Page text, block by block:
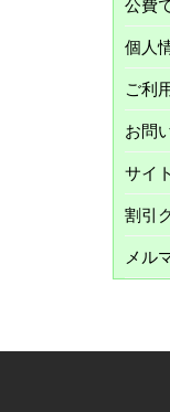
公費
個人
ご利
お問
サイ
割引
メル